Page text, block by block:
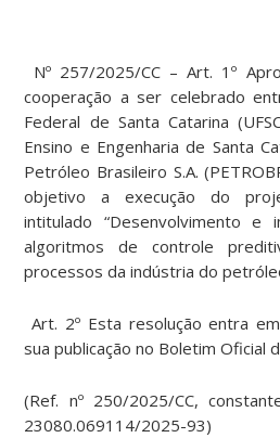
Nº 257/2025/CC – Art. 1º
cooperação a ser celebrado
Federal de Santa Catarina
Ensino e Engenharia de Santa
Petróleo Brasileiro S.A.
objetivo a execução do
intitulado “Desenvolvimento e
algoritmos de controle
processos da indústria do
Art. 2º Esta resolução entra
sua publicação no Boletim Oficial
(Ref. nº 250/2025/CC,
23080.069114/2025-93)